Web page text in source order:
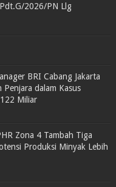
2026/PN Llg
BRI Cabang Jakarta
dalam Kasus
Miliar
Zona 4 Tambah Tiga
Produksi Minyak Lebih